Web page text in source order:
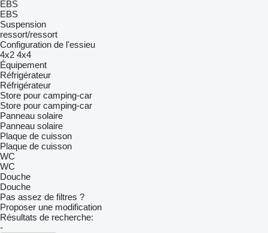
EBS
EBS
Suspension
ressort/ressort
Configuration de l'essieu
4x2 4x4
Équipement
Réfrigérateur
Réfrigérateur
Store pour camping-car
Store pour camping-car
Panneau solaire
Panneau solaire
Plaque de cuisson
Plaque de cuisson
WC
WC
Douche
Douche
Pas assez de filtres ?
Proposer une modification
Résultats de recherche:
-